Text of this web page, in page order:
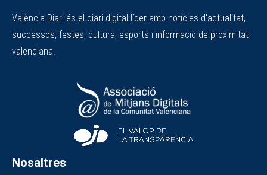
València Diari és el diari digital líder amb notícies d'actualitat,
successos, festes, cultura, esports i informació de proximitat
valenciana.
Nosaltres